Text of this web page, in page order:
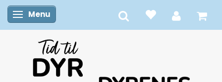
Skifte navigation
Menu